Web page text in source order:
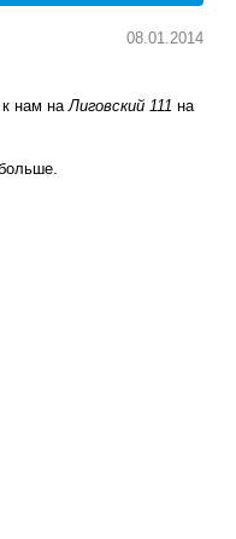
08.01.2014
к нам наЛиговский 111 на